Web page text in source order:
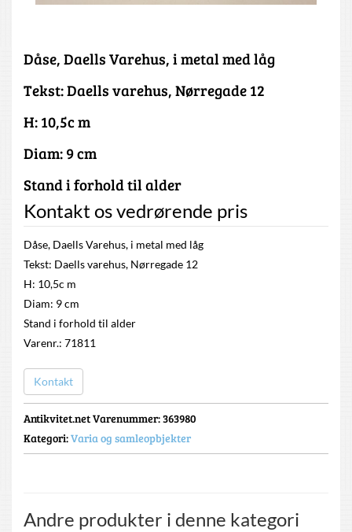
Dåse, Daells Varehus, i metal med låg
Tekst: Daells varehus, Nørregade 12
H: 10,5c m
Diam: 9 cm
Stand i forhold til alder
Kontakt os vedrørende pris
Dåse, Daells Varehus, i metal med låg
Tekst: Daells varehus, Nørregade 12
H: 10,5c m
Diam: 9 cm
Stand i forhold til alder
Varenr.: 71811
Kontakt
Antikvitet.net Varenummer: 363980
Kategori:Varia og samleopbjekter
Andre produkter i denne kategori